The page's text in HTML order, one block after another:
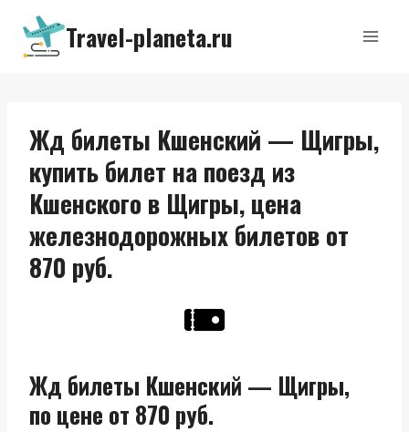
Перейти
содержимому
Travel-planeta.ru
Жд билеты Кшенский — Щигры,
купить билет на поезд из
Кшенского в Щигры, цена
железнодорожных билетов от
870 руб.
Жд билеты Кшенский — Щигры,
по цене от 870 руб.